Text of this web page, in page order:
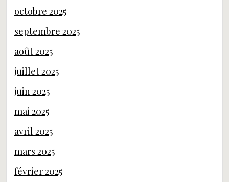
octobre 2025
septembre 2025
août 2025
juillet 2025
juin 2025
mai 2025
avril 2025
mars 2025
février 2025